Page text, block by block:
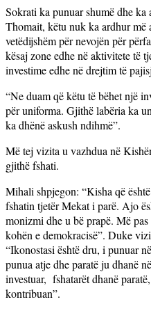
Sokrati ka punuar shumë dhe
Thomait, këtu nuk ka ardhur më
vetëdijshëm për nevojën për
kësaj zone edhe në aktivitete të
investime edhe në drejtim të
“Ne duam që këtu të bëhet një
për uniforma. Gjithë labëria ka
ka dhënë askush ndihmë”.
Më tej vizita u vazhdua në
gjithë fshati.
Mihali shpjegon: “Kisha që
fshatin tjetër Mekat i parë. Ajo
monizmi dhe u bë prapë. Më
kohën e demokracisë”. Duke
“Ikonostasi është dru, i punuar
punua atje dhe paratë ju dhanë
investuar, fshatarët dhanë
kontribuan”.